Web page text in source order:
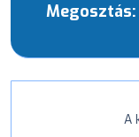
Megosztás:
A